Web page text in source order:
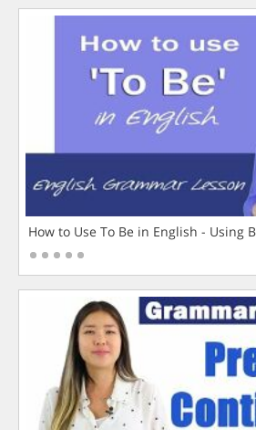
How to Use To Be in English - Using